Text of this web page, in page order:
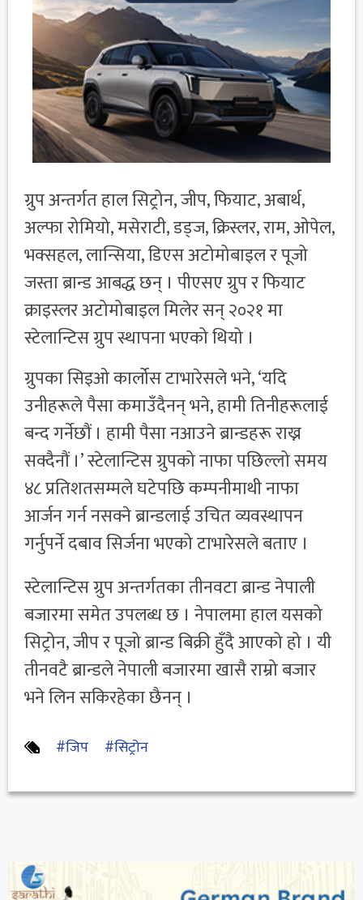
ग्रुप अन्तर्गत हाल सिट्रोन, जीप, फियाट, अबार्थ,
अल्फा रोमियो, मसेराटी, डड्ज, क्रिस्लर, राम, ओपेल,
भक्सहल, लान्सिया, डिएस अटोमोबाइल र पूजो
जस्ता ब्रान्ड आबद्ध छन् । पीएसए ग्रुप र फियाट
क्राइस्लर अटोमोबाइल मिलेर सन् २०२१ मा
स्टेलान्टिस ग्रुप स्थापना भएको थियो ।
ग्रुपका सिइओ कार्लोस टाभारेसले भने, ‘यदि
उनीहरूले पैसा कमाउँदैनन् भने, हामी तिनीहरूलाई
बन्द गर्नेछौं । हामी पैसा नआउने ब्रान्डहरू राख्न
सक्दैनौं ।’ स्टेलान्टिस ग्रुपको नाफा पछिल्लो समय
४८ प्रतिशतसम्मले घटेपछि कम्पनीमाथी नाफा
आर्जन गर्न नसक्ने ब्रान्डलाई उचित व्यवस्थापन
गर्नुपर्ने दबाव सिर्जना भएको टाभारेसले बताए ।
स्टेलान्टिस ग्रुप अन्तर्गतका तीनवटा ब्रान्ड नेपाली
बजारमा समेत उपलब्ध छ । नेपालमा हाल यसको
सिट्रोन, जीप र पूजो ब्रान्ड बिक्री हुँदै आएको हो । यी
तीनवटै ब्रान्डले नेपाली बजारमा खासै राम्रो बजार
भने लिन सकिरहेका छैनन् ।
#जिप #सिट्रोन